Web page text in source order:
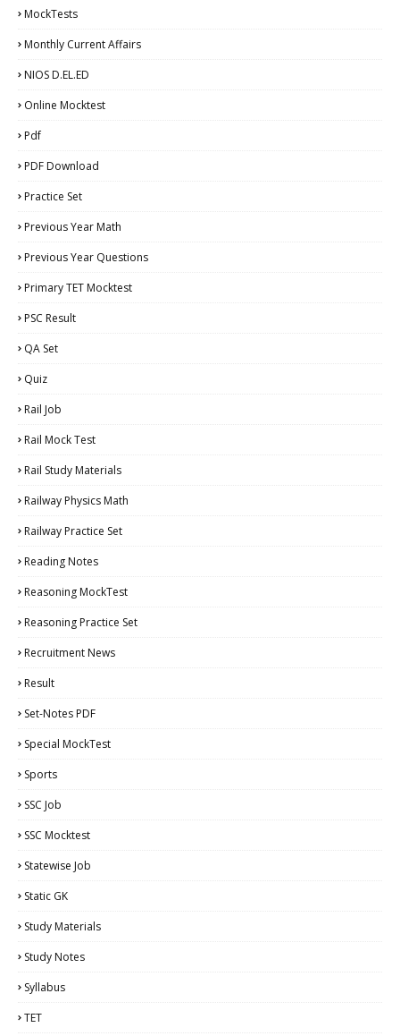
MockTests
Monthly Current Affairs
NIOS D.EL.ED
Online Mocktest
Pdf
PDF Download
Practice Set
Previous Year Math
Previous Year Questions
Primary TET Mocktest
PSC Result
QA Set
Quiz
Rail Job
Rail Mock Test
Rail Study Materials
Railway Physics Math
Railway Practice Set
Reading Notes
Reasoning MockTest
Reasoning Practice Set
Recruitment News
Result
Set-Notes PDF
Special MockTest
Sports
SSC Job
SSC Mocktest
Statewise Job
Static GK
Study Materials
Study Notes
Syllabus
TET